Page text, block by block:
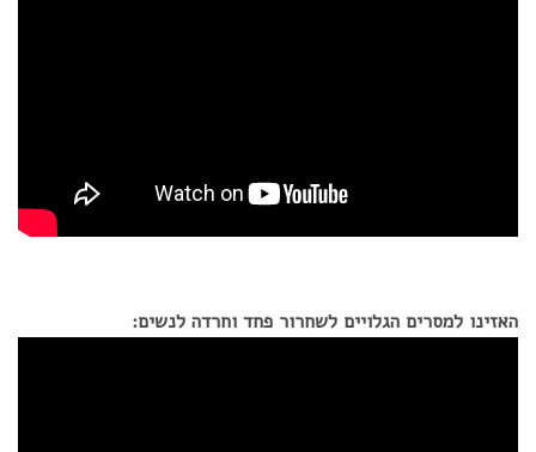
האזינו למסרים הגלויים לשחרור פחד וחרדה לנשים: